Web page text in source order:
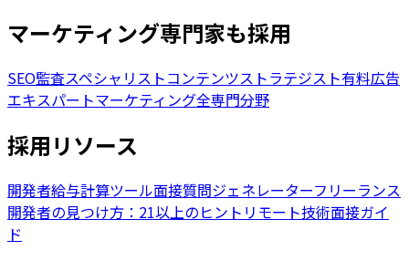
マーケティング専門家も採用
SEO監査スペシャリストコンテンツストラテジスト有料広告
エキスパートマーケティング全専門分野
採用リソース
開発者給与計算ツール面接質問ジェネレーターフリーランス
開発者の見つけ方：21以上のヒント リモート技術面接ガイ
ド